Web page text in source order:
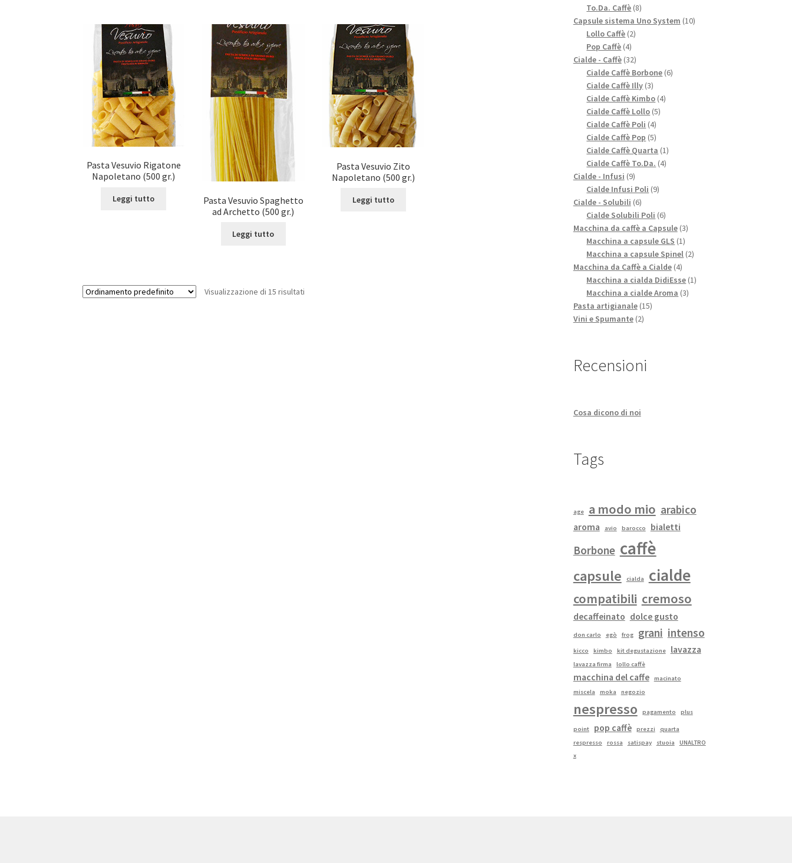
Pasta Vesuvio Rigatone
Napoletano (500 gr.)
Leggi tutto
Pasta Vesuvio Spaghetto
ad Archetto (500 gr.)
Leggi tutto
Pasta Vesuvio Zito
Napoletano (500 gr.)
Leggi tutto
Visualizzazione di 15 risultati
prodotti
To.Da. Caffè 88
prodotti
Capsule sistema Uno System 1010
Lollo Caffè 22
Pop Caffè 44
prodotti
Cialde - Caffè 3232
prodotti
Cialde Caffè Borbone 66
Cialde Caffè Illy 33
prodotti
Cialde Caffè Kimbo 44
Cialde Caffè Lollo 55
Cialde Caffè Poli 44
prodotti
Cialde Caffè Pop 55
prodotti
Cialde Caffè Quarta 11
Cialde Caffè To.Da. 44
Cialde - Infusi 99
prodotti
Cialde Infusi Poli 99
Cialde - Solubili 66
prodotti
Cialde Solubili Poli 66
prodotti
Macchina da caffè a Capsule 33
Macchina a capsule GLS 11
prodotto
Macchina a capsule Spinel 22
Macchina da Caffè a Cialde 44
prodotti
Macchina a cialda DidiEsse 11
Macchina a cialde Aroma 33
Pasta artigianale 1515
Vini e Spumante 22
Recensioni
Cosa dicono di noi
Tags
age a modo mio arabico
aroma avio barocco bialetti
Borbone caffè
capsule cialda cialde
compatibili cremoso
decaffeinato dolce gusto
don carlo egò frog grani intenso
kicco kimbo kit degustazione lavazza
lavazza firma lollo caffè
macchina del caffe
macinato
miscela
moka negozio
nespresso pagamento plus
point pop caffè prezzi
quarta
respresso
rossa satispay stuoia
UNALTRO
x